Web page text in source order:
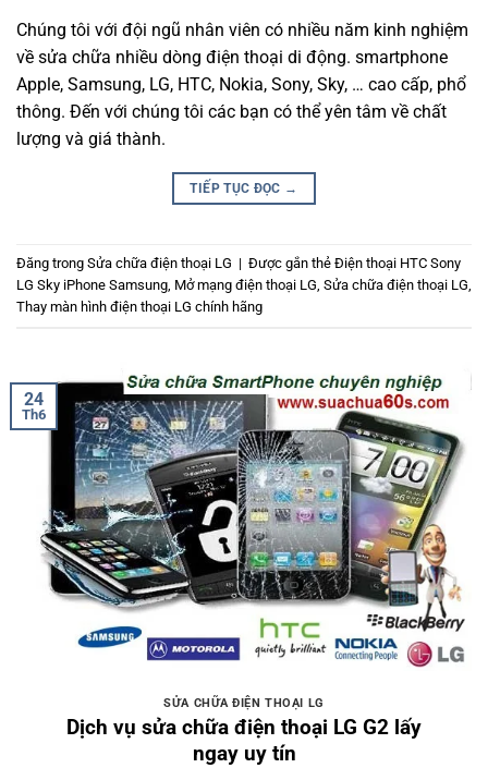
Chúng tôi với đội ngũ nhân viên có nhiều năm kinh nghiệm
về sửa chữa nhiều dòng điện thoại di động. smartphone
Apple, Samsung, LG, HTC, Nokia, Sony, Sky, … cao cấp, phổ
thông. Đến với chúng tôi các bạn có thể yên tâm về chất
lượng và giá thành.
TIẾP TỤC ĐỌC →
Đăng trong Sửa chữa điện thoại LG | Được gắn thẻ Điện thoại HTC Sony
LG Sky iPhone Samsung Mở mạng điện thoại LG Sửa chữa điện thoại LG
Thay màn hình điện thoại LG chính hãng
24
Th6
SỬA CHỮA ĐIỆN THOẠI LG
Dịch vụ sửa chữa điện thoại LG G2 lấy
ngay uy tín